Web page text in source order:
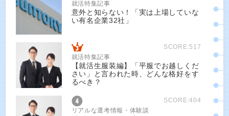
就活特集記事
意外と知らない！「実は上場していな
い有名企業32社」
SCORE:517
就活特集記事
【就活生服装編】「平服でお越しくだ
さい」と言われた時、どんな格好をす
るべき？
SCORE:404
リアルな選考情報・体験談